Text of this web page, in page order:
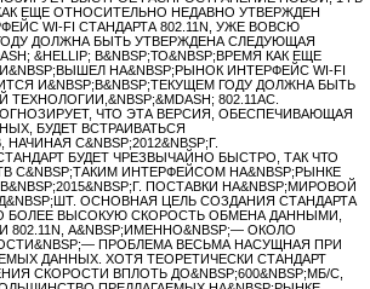
КАК ЕЩЕ ОТНОСИТЕЛЬНО НЕДАВНО УТВЕРЖДЕН
WI-FI СТАНДАРТА 802.11N, УЖЕ ВОВСЮ
ГОДУ ДОЛЖНА БЫТЬ УТВЕРЖДЕНА СЛЕДУЮЩАЯ
&HELLIP; В&NBSP;ТО&NBSP;ВРЕМЯ КАК ЕЩЕ
НА&NBSP;РЫНОК ИНТЕРФЕЙС WI-FI
И&NBSP;В&NBSP;ТЕКУЩЕМ ГОДУ ДОЛЖНА БЫТЬ
802.11AC.
ЧТО ЭТА ВЕРСИЯ, ОБЕСПЕЧИВАЮЩАЯ
БУДЕТ ВСТРАИВАТЬСЯ
С&NBSP;2012&NBSP;Г.
БУДЕТ ЧРЕЗВЫЧАЙНО БЫСТРО, ТАК ЧТО
С&NBSP;ТАКИМ ИНТЕРФЕЙСОМ НА&NBSP;РЫНКЕ
ПОСТАВКИ НА&NBSP;МИРОВОЙ
ОСНОВНАЯ ЦЕЛЬ СОЗДАНИЯ СТАНДАРТА
БОЛЕЕ ВЫСОКУЮ СКОРОСТЬ ОБМЕНА ДАННЫМИ,
А&NBSP;ИМЕННО&NBSP;— ОКОЛО
ПРОБЛЕМА ВЕСЬМА НАСУЩНАЯ ПРИ
ДАННЫХ. ХОТЯ ТЕОРЕТИЧЕСКИ СТАНДАРТ
СКОРОСТИ ВПЛОТЬ ДО&NBSP;600&NBSP;МБ/С,